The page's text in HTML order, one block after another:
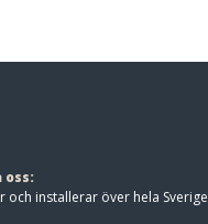
oss:
och installerar över hela Sverige